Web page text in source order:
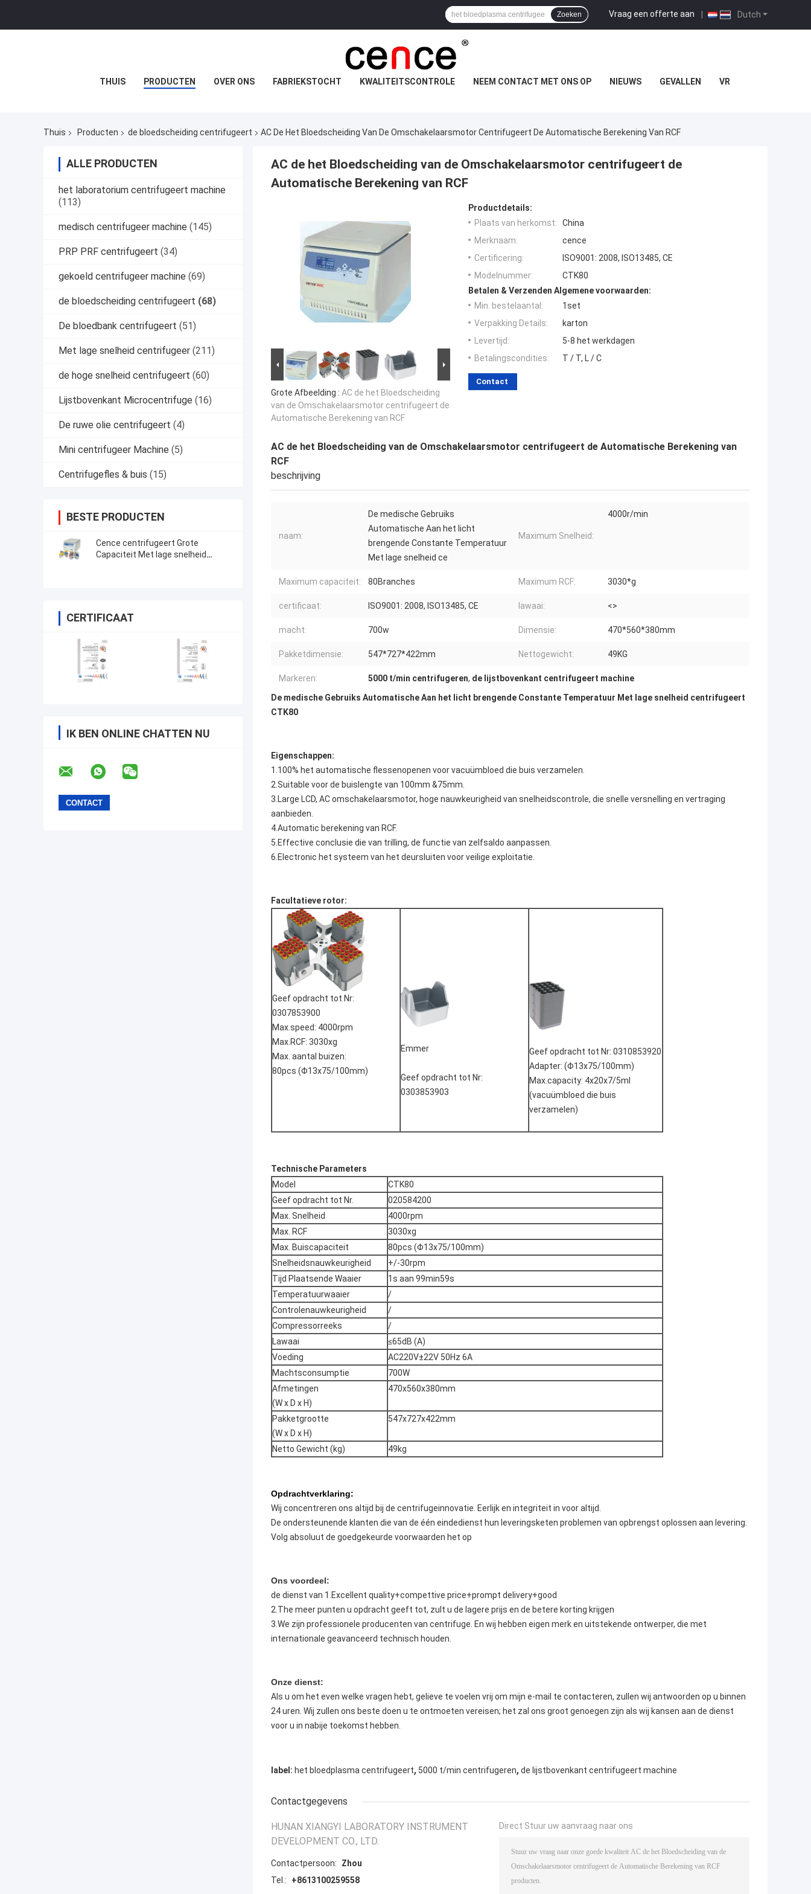
Dutch
Vraag een offerte aan |
Zoeken
THUIS PRODUCTEN OVER ONS FABRIEKSTOCHT KWALITEITSCONTROLE NEEM CONTACT MET ONS OP NIEUWS GEVALLEN VR
Thuis Producten de bloedscheiding centrifugeert AC De Het Bloedscheiding Van De Omschakelaarsmotor Centrifugeert De Automatische Berekening Van RCF
ALLE PRODUCTEN
het laboratorium centrifugeert machine
(113)
medisch centrifugeer machine (145)
PRP PRF centrifugeert (34)
gekoeld centrifugeer machine (69)
de bloedscheiding centrifugeert (68)
De bloedbank centrifugeert (51)
Met lage snelheid centrifugeer (211)
de hoge snelheid centrifugeert (60)
Lijstbovenkant Microcentrifuge (16)
De ruwe olie centrifugeert (4)
Mini centrifugeer Machine (5)
Centrifugefles & buis (15)
BESTE PRODUCTEN
Cence centrifugeert Grote
Capaciteit Met lage snelheid
CERTIFICAAT
IK BEN ONLINE CHATTEN NU
AC de het Bloedscheiding van de Omschakelaarsmotor centrifugeert de
Automatische Berekening van RCF
Grote Afbeelding : AC de het Bloedscheiding
van de Omschakelaarsmotor centrifugeert de
Automatische Berekening van RCF
Productdetails:
Plaats van herkomst:
China
Merknaam:
cence
Certificering:
ISO9001: 2008, ISO13485, CE
Modelnummer:
CTK80
Betalen & Verzenden Algemene voorwaarden:
Min. bestelaantal:
1set
Verpakking Details:
karton
Levertijd:
5-8 het werkdagen
Betalingscondities:
T / T, L / C
Contact
AC de het Bloedscheiding van de Omschakelaarsmotor centrifugeert de Automatische Berekening van
RCF
beschrijving
naam:
De medische Gebruiks
Automatische Aan het licht
brengende Constante Temperatuur
Met lage snelheid ce
Maximum Snelheid:
4000r/min
Maximum capaciteit: 80Branches Maximum RCF: 3030*g
certificaat: ISO9001: 2008, ISO13485, CE lawaai: <>
macht: 700w Dimensie: 470*560*380mm
Pakketdimensie: 547*727*422mm Nettogewicht: 49KG
Markeren: 5000 t/min centrifugeren, de lijstbovenkant centrifugeert machine
De medische Gebruiks Automatische Aan het licht brengende Constante Temperatuur Met lage snelheid centrifugeert
CTK80
Eigenschappen:
1.100% het automatische flessenopenen voor vacuümbloed die buis verzamelen.
2.Suitable voor de buislengte van 100mm &75mm.
3.Large LCD, AC omschakelaarsmotor, hoge nauwkeurigheid van snelheidscontrole, die snelle versnelling en vertraging
aanbieden.
4.Automatic berekening van RCF.
5.Effective conclusie die van trilling, de functie van zelfsaldo aanpassen.
6.Electronic het systeem van het deursluiten voor veilige exploitatie.
Facultatieve rotor:
Geef opdracht tot Nr:
0307853900
Max.speed: 4000rpm
Max.RCF: 3030xg
Max. aantal buizen:
80pcs (Φ13x75/100mm)
Emmer
Geef opdracht tot Nr:
0303853903
Geef opdracht tot Nr: 0310853920
Adapter: (Φ13x75/100mm)
Max.capacity: 4x20x7/5ml
(vacuümbloed die buis
verzamelen)
Technische Parameters
Model
CTK80
Geef opdracht tot Nr.
020584200
Max. Snelheid
4000rpm
Max. RCF
3030xg
Max. Buiscapaciteit
80pcs (Φ13x75/100mm)
Snelheidsnauwkeurigheid
+/-30rpm
Tijd Plaatsende Waaier
1s aan 99min59s
Temperatuurwaaier
/
Controlenauwkeurigheid
/
Compressorreeks
/
Lawaai
≤65dB (A)
Voeding
AC220V±22V 50Hz 6A
Machtsconsumptie
700W
Afmetingen
(W x D x H)
470x560x380mm
Pakketgrootte
(W x D x H)
547x727x422mm
Netto Gewicht (kg) 49kg
Opdrachtverklaring:
Wij concentreren ons altijd bij de centrifugeinnovatie. Eerlijk en integriteit in voor altijd.
De ondersteunende klanten die van de één eindedienst hun leveringsketen problemen van opbrengst oplossen aan levering.
Volg absoluut de goedgekeurde voorwaarden het op
Ons voordeel:
de dienst van 1.Excellent quality+compettive price+prompt delivery+good
2.The meer punten u opdracht geeft tot, zult u de lagere prijs en de betere korting krijgen
3.We zijn professionele producenten van centrifuge. En wij hebben eigen merk en uitstekende ontwerper, die met
internationale geavanceerd technisch houden.
Onze dienst:
Als u om het even welke vragen hebt, gelieve te voelen vrij om mijn e-mail te contacteren, zullen wij antwoorden op u binnen
24 uren. Wij zullen ons beste doen u te ontmoeten vereisen; het zal ons groot genoegen zijn als wij kansen aan de dienst
voor u in nabije toekomst hebben.
label: het bloedplasma centrifugeert, 5000 t/min centrifugeren, de lijstbovenkant centrifugeert machine
Contactgegevens
HUNAN XIANGYI LABORATORY INSTRUMENT
DEVELOPMENT CO., LTD.
Contactpersoon:
Zhou
Tel.:
+8613100259558
Direct Stuur uw aanvraag naar ons